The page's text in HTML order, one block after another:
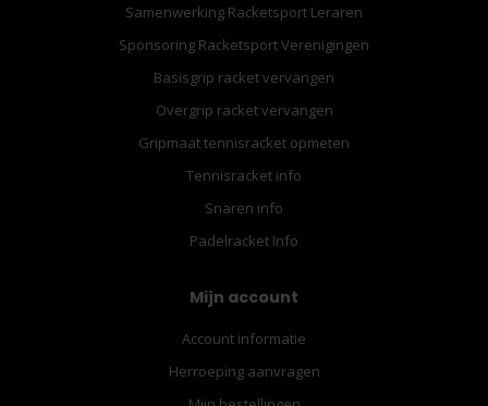
Samenwerking Racketsport Leraren
Sponsoring Racketsport Verenigingen
Basisgrip racket vervangen
Overgrip racket vervangen
Gripmaat tennisracket opmeten
Tennisracket info
Snaren info
Padelracket Info
Mijn account
Account informatie
Herroeping aanvragen